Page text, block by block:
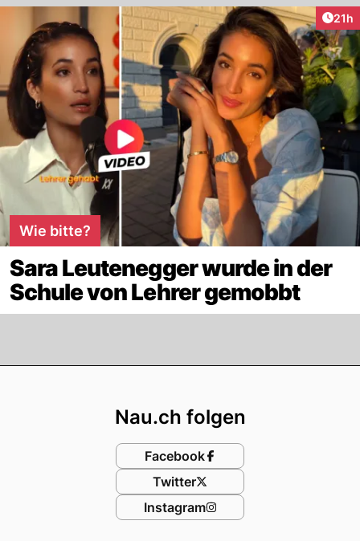
21h
Wie bitte?
Sara Leutenegger wurde in der
Schule von Lehrer gemobbt
Nau.ch folgen
Facebook
Twitter
Instagram